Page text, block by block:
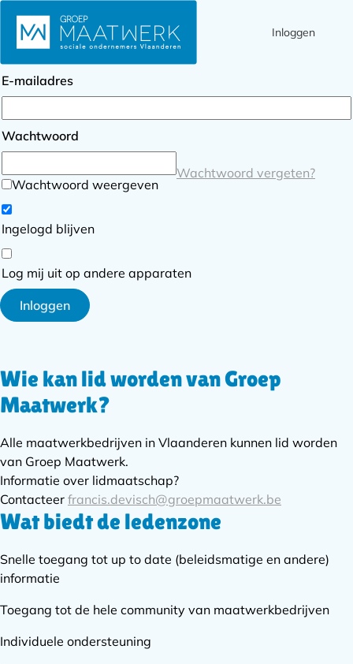
Inloggen
Inloggen
E-mailadres
Wachtwoord
Wachtwoord weergeven
Wachtwoord vergeten?
Ingelogd blijven
Log mij uit op andere apparaten
Inloggen
Subnavigatie
Wie kan lid worden van Groep
Maatwerk?
Alle maatwerkbedrijven in Vlaanderen kunnen lid worden
van Groep Maatwerk.
Informatie over lidmaatschap?
Contacteer francis.devisch@groepmaatwerk.be
Wat biedt de ledenzone
Snelle toegang tot up to date (beleidsmatige en andere)
informatie
Toegang tot de hele community van maatwerkbedrijven
Individuele ondersteuning